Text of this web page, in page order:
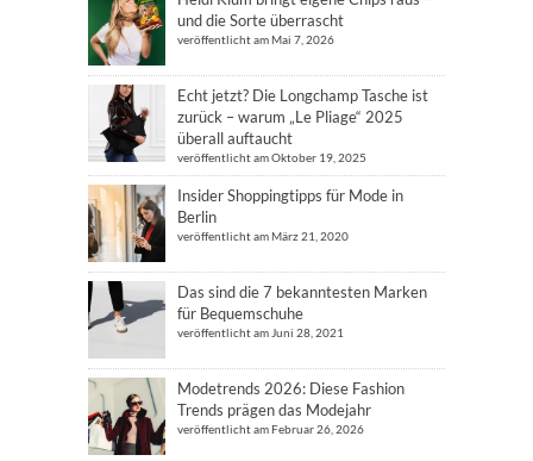
und die Sorte überrascht
veröffentlicht am Mai 7, 2026
Echt jetzt? Die Longchamp Tasche ist
zurück – warum „Le Pliage“ 2025
überall auftaucht
veröffentlicht am Oktober 19, 2025
Insider Shoppingtipps für Mode in
Berlin
veröffentlicht am März 21, 2020
Das sind die 7 bekanntesten Marken
für Bequemschuhe
veröffentlicht am Juni 28, 2021
Modetrends 2026: Diese Fashion
Trends prägen das Modejahr
veröffentlicht am Februar 26, 2026